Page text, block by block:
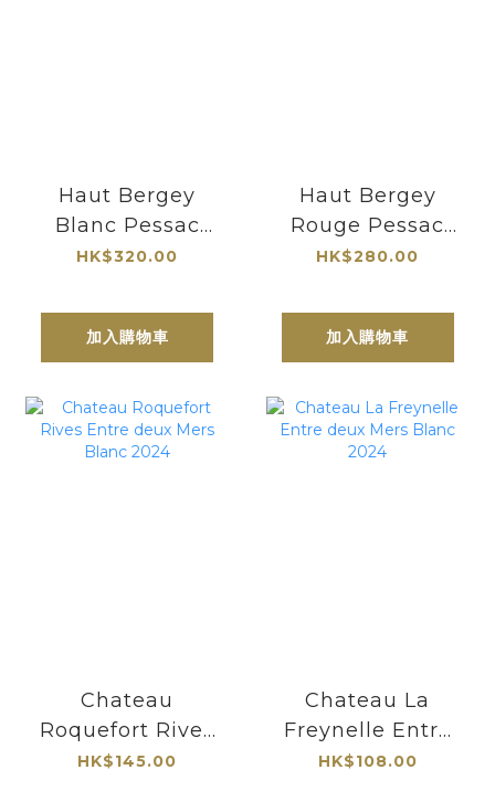
Haut Bergey
Blanc Pessac
Leognan 2019
HK$320.00
加入購物車
Haut Bergey
Rouge Pessac
Leognan 2018
HK$280.00
加入購物車
Chateau
Roquefort Rives
Entre deux Mers
HK$145.00
Chateau La
Freynelle Entre
deux Mers Blanc
HK$108.00